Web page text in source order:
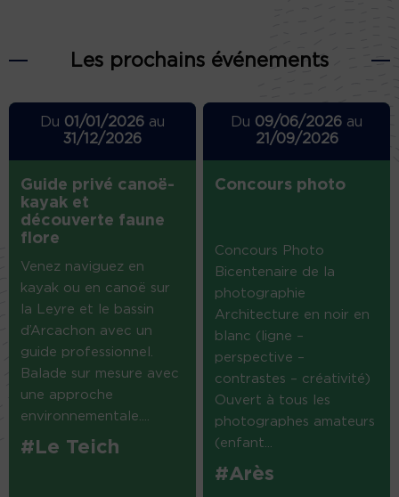
Les prochains événements
Du 01/01/2026au
31/12/2026
Guide privé canoë-
kayak et
découverte faune
flore
Venez naviguez en
kayak ou en canoë sur
la Leyre et le bassin
d’Arcachon avec un
guide professionnel.
Balade sur mesure avec
une approche
environnementale....
#Le Teich
Du 09/06/2026 au
21/09/2026
Concours photo
Concours Photo
Bicentenaire de la
photographie
Architecture en noir en
blanc (ligne –
perspective –
contrastes – créativité)
Ouvert à tous les
photographes amateurs
(enfant...
#Arès